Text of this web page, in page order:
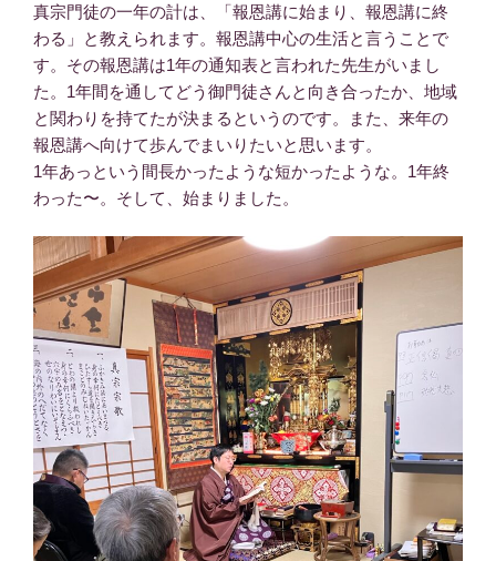
真宗門徒の一年の計は、「報恩講に始まり、報恩講に終
わる」と教えられます。報恩講中心の生活と言うことで
す。その報恩講は1年の通知表と言われた先生がいまし
た。1年間を通してどう御門徒さんと向き合ったか、地域
と関わりを持てたが決まるというのです。また、来年の
報恩講へ向けて歩んでまいりたいと思います。
1年あっという間長かったような短かったような。1年終
わった〜。そして、始まりました。